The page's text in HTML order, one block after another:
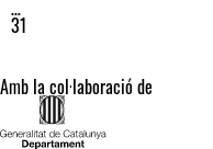
…
31
Amb la col·laboració de